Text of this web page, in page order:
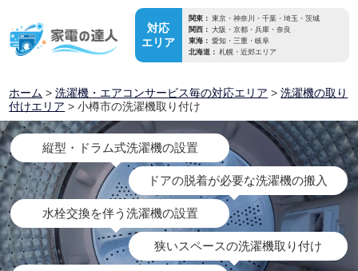
対応
エリア
関東： 東京・神奈川・千葉・埼玉・茨城
関西： 大阪・京都・兵庫・奈良
東海： 愛知・三重・岐阜
北海道： 札幌・近郊エリア
ホーム >洗濯機・エアコンサービス毎の対応エリア >洗濯機の取り
付けエリア > 小樽市の洗濯機取り付け
縦型・ドラム式洗濯機の設置
ドアの脱着が必要な洗濯機の搬入
水栓交換を伴う洗濯機の設置
狭いスペースの洗濯機取り付け